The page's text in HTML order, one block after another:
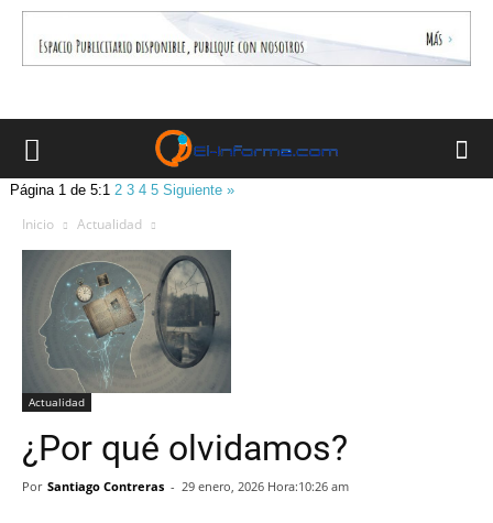
Página 1 de 5:12 3 4 5 Siguiente »
Inicio Actualidad
Actualidad
¿Por qué olvidamos?
Por Santiago Contreras - 29 enero, 2026 Hora:10:26 am